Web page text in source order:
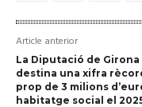
Article anterior
La Diputació de Girona
destina una xifra
prop de 3 milions
habitatge social el